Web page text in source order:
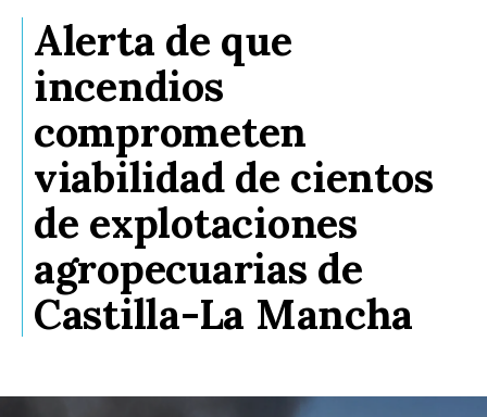
Alerta de que
incendios
comprometen
viabilidad de cientos
de explotaciones
agropecuarias de
Castilla-La Mancha